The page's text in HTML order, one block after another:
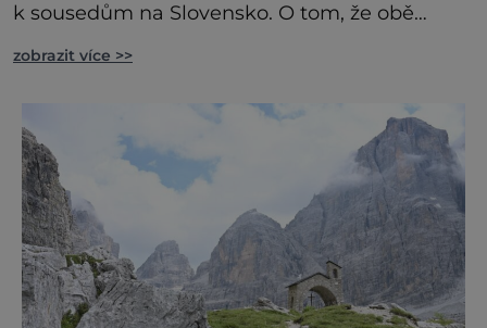
k sousedům na Slovensko. O tom, že obě
zjistíte, že čáry jsou v nich zakořeněny hlouběji,
zobrazit více >>